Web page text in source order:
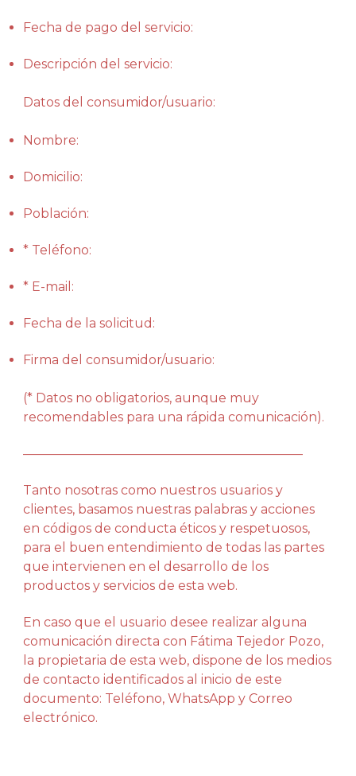
Fecha de pago del servicio:
Descripción del servicio:
Datos del consumidor/usuario:
Nombre:
Domicilio:
Población:
* Teléfono:
* E-mail:
Fecha de la solicitud:
Firma del consumidor/usuario:
(* Datos no obligatorios, aunque muy
recomendables para una rápida comunicación).
——————————————————————
Tanto nosotras como nuestros usuarios y
clientes, basamos nuestras palabras y acciones
en códigos de conducta éticos y respetuosos,
para el buen entendimiento de todas las partes
que intervienen en el desarrollo de los
productos y servicios de esta web.
En caso que el usuario desee realizar alguna
comunicación directa con Fátima Tejedor Pozo,
la propietaria de esta web, dispone de los medios
de contacto identificados al inicio de este
documento: Teléfono, WhatsApp y Correo
electrónico.